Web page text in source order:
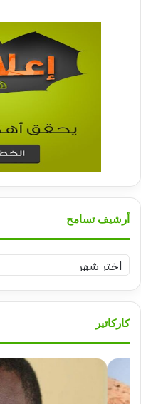
أرشيف تسامح
أرشيف
تسامح
كاركاتير
الماجد
عبد